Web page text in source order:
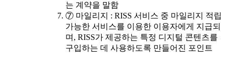
는 계약을 말함
⑦ 마일리지 : RISS 서비스 중 마일리지 적립
가능한 서비스를 이용한 이용자에게 지급되
며, RISS가 제공하는 특정 디지털 콘텐츠를
구입하는 데 사용하도록 만들어진 포인트